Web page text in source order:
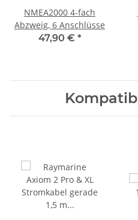
NMEA2000 4-fach
Abzweig, 6 Anschlüsse
47,90 € *